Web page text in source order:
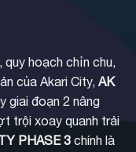
hoạch chỉn chu,
của Akari City, AK
giai đoạn 2 nâng
trội xoay quanh trải
PHASE 3 chính là